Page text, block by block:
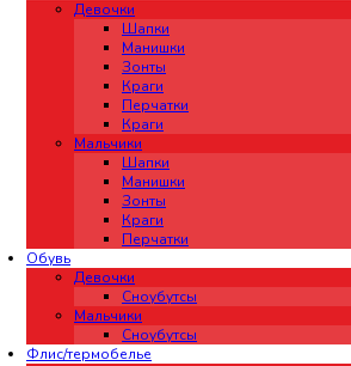
Девочки
Шапки
Манишки
Зонты
Краги
Перчатки
Краги
Мальчики
Шапки
Манишки
Зонты
Краги
Перчатки
Обувь
Девочки
Сноубутсы
Мальчики
Сноубутсы
Флис/термобелье